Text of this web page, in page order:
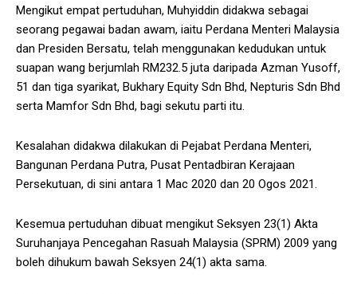
Mengikut empat pertuduhan, Muhyiddin didakwa sebagai
seorang pegawai badan awam, iaitu Perdana Menteri Malaysia
dan Presiden Bersatu, telah menggunakan kedudukan untuk
suapan wang berjumlah RM232.5 juta daripada Azman Yusoff,
51 dan tiga syarikat, Bukhary Equity Sdn Bhd, Nepturis Sdn Bhd
serta Mamfor Sdn Bhd, bagi sekutu parti itu.
Kesalahan didakwa dilakukan di Pejabat Perdana Menteri,
Bangunan Perdana Putra, Pusat Pentadbiran Kerajaan
Persekutuan, di sini antara 1 Mac 2020 dan 20 Ogos 2021.
Kesemua pertuduhan dibuat mengikut Seksyen 23(1) Akta
Suruhanjaya Pencegahan Rasuah Malaysia (SPRM) 2009 yang
boleh dihukum bawah Seksyen 24(1) akta sama.